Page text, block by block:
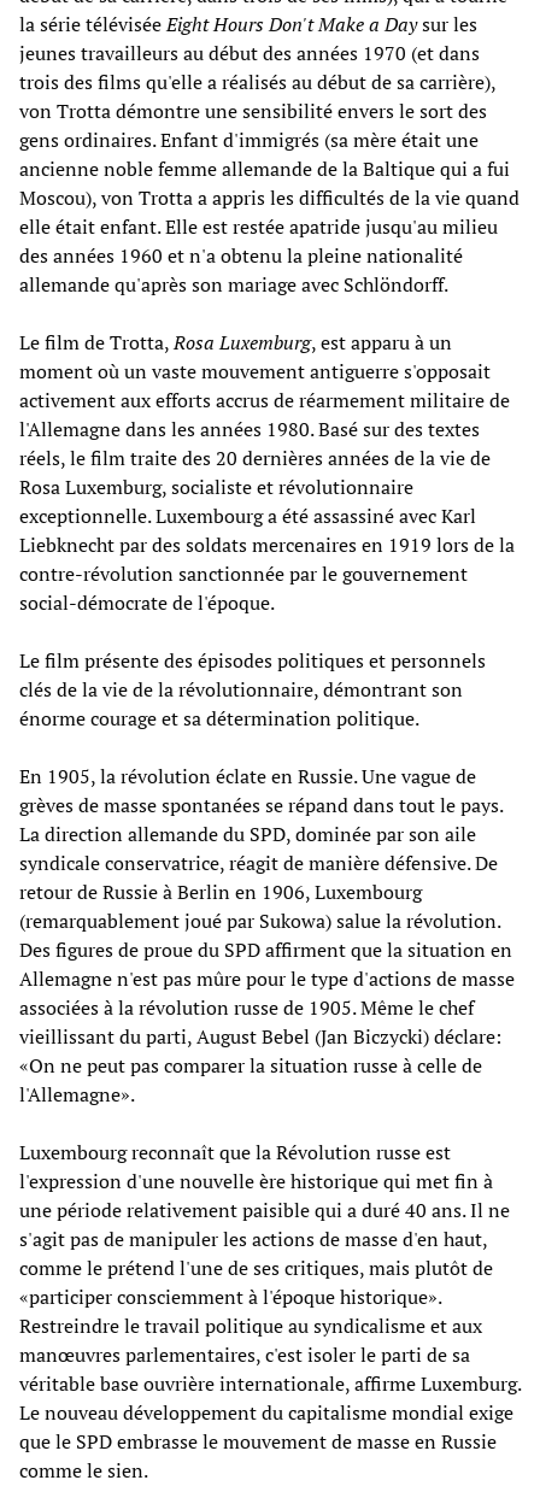
la série téléviséeEight Hours Don't Make a Daysur les
jeunes travailleurs au début des années 1970 (et dans
trois des films qu'elle a réalisés au début de sa carrière),
von Trotta démontre une sensibilité envers le sort des
gens ordinaires. Enfant d'immigrés (sa mère était une
ancienne noble femme allemande de la Baltique qui a fui
Moscou), von Trotta a appris les difficultés de la vie quand
elle était enfant. Elle est restée apatride jusqu'au milieu
des années 1960 et n'a obtenu la pleine nationalité
allemande qu'après son mariage avec Schlöndorff.
Le film de Trotta,Rosa Luxemburg, est apparu à un
moment où un vaste mouvement antiguerre s'opposait
activement aux efforts accrus de réarmement militaire de
l'Allemagne dans les années 1980. Basé sur des textes
réels, le film traite des 20 dernières années de la vie de
Rosa Luxemburg, socialiste et révolutionnaire
exceptionnelle. Luxembourg a été assassiné avec Karl
Liebknecht par des soldats mercenaires en 1919 lors de la
contre-révolution sanctionnée par le gouvernement
social-démocrate de l'époque.
Le film présente des épisodes politiques et personnels
clés de la vie de la révolutionnaire, démontrant son
énorme courage et sa détermination politique.
En 1905, la révolution éclate en Russie. Une vague de
grèves de masse spontanées se répand dans tout le pays.
La direction allemande du SPD, dominée par son aile
syndicale conservatrice, réagit de manière défensive. De
retour de Russie à Berlin en 1906, Luxembourg
(remarquablement joué par Sukowa) salue la révolution.
Des figures de proue du SPD affirment que la situation en
Allemagne n'est pas mûre pour le type d'actions de masse
associées à la révolution russe de 1905. Même le chef
vieillissant du parti, August Bebel (Jan Biczycki) déclare:
«On ne peut pas comparer la situation russe à celle de
l'Allemagne».
Luxembourg reconnaît que la Révolution russe est
l'expression d'une nouvelle ère historique qui met fin à
une période relativement paisible qui a duré 40 ans. Il ne
s'agit pas de manipuler les actions de masse d'en haut,
comme le prétend l'une de ses critiques, mais plutôt de
«participer consciemment à l'époque historique».
Restreindre le travail politique au syndicalisme et aux
manœuvres parlementaires, c'est isoler le parti de sa
véritable base ouvrière internationale, affirme Luxemburg.
Le nouveau développement du capitalisme mondial exige
que le SPD embrasse le mouvement de masse en Russie
comme le sien.